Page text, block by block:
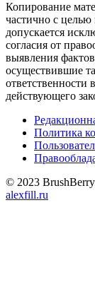
Копирование
частично с целью
допускается
согласия от
выявления
осуществившие
ответственности
действующего
Политика
© 2023
alexfill.ru